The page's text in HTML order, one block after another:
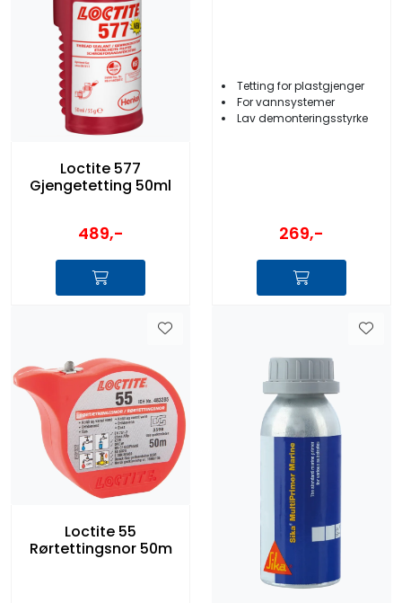
Loctite 577
Gjengetetting 50ml
489,-
Tetting for plastgjenger
For vannsystemer
Lav demonteringsstyrke
269,-
Loctite 55
Rørtettingsnor 50m